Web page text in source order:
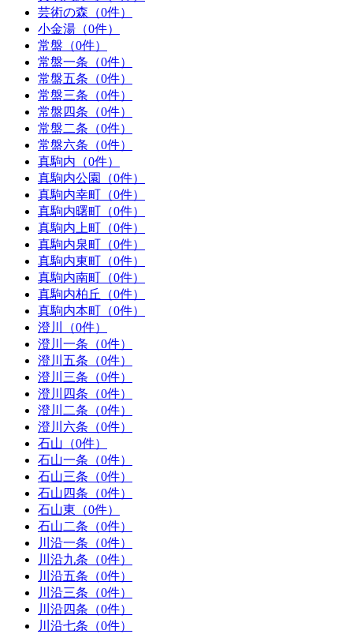
芸術の森（0件）
小金湯（0件）
常盤（0件）
常盤一条（0件）
常盤五条（0件）
常盤三条（0件）
常盤四条（0件）
常盤二条（0件）
常盤六条（0件）
真駒内（0件）
真駒内公園（0件）
真駒内幸町（0件）
真駒内曙町（0件）
真駒内上町（0件）
真駒内泉町（0件）
真駒内東町（0件）
真駒内南町（0件）
真駒内柏丘（0件）
真駒内本町（0件）
澄川（0件）
澄川一条（0件）
澄川五条（0件）
澄川三条（0件）
澄川四条（0件）
澄川二条（0件）
澄川六条（0件）
石山（0件）
石山一条（0件）
石山三条（0件）
石山四条（0件）
石山東（0件）
石山二条（0件）
川沿一条（0件）
川沿九条（0件）
川沿五条（0件）
川沿三条（0件）
川沿四条（0件）
川沿七条（0件）